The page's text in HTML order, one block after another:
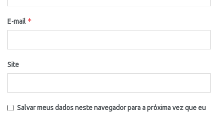
E-mail *
Site
Salvar meus dados neste navegador para a próxima vez que eu